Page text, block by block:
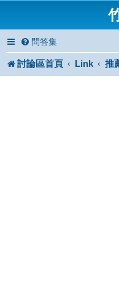
問答集
討論區首頁 Link 推